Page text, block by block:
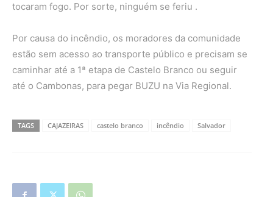
tocaram fogo. Por sorte, ninguém se feriu .
Por causa do incêndio, os moradores da comunidade
estão sem acesso ao transporte público e precisam se
caminhar até a 1ª etapa de Castelo Branco ou seguir
até o Cambonas, para pegar BUZU na Via Regional.
TAGS CAJAZEIRAS castelo branco incêndio Salvador